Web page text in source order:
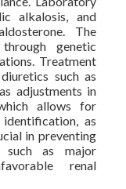
alkalosis, and
The
genetic
Treatment
such as
adjustments in
allows for
as
in preventing
such as major
renal